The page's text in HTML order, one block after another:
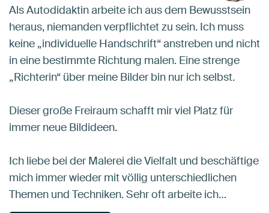
Als Autodidaktin arbeite ich aus dem Bewusstsein
heraus, niemanden verpflichtet zu sein. Ich muss
keine „individuelle Handschrift“ anstreben und nicht
in eine bestimmte Richtung malen. Eine strenge
„Richterin“ über meine Bilder bin nur ich selbst.
Dieser große Freiraum schafft mir viel Platz für
immer neue Bildideen.
Ich liebe bei der Malerei die Vielfalt und beschäftige
mich immer wieder mit völlig unterschiedlichen
Themen und Techniken. Sehr oft arbeite ich…